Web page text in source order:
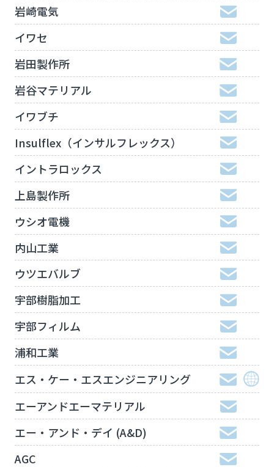
岩崎電気
イワセ
岩田製作所
岩谷マテリアル
イワブチ
Insulflex（インサルフレックス）
イントラロックス
上島製作所
ウシオ電機
内山工業
ウツエバルブ
宇部樹脂加工
宇部フィルム
浦和工業
エス・ケー・エスエンジニアリング
エーアンドエーマテリアル
エー・アンド・デイ (A&D)
AGC